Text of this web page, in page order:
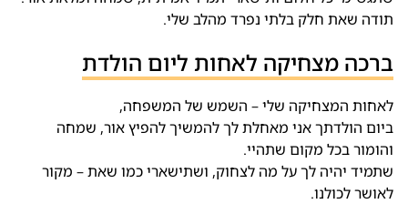
תודה שאת חלק בלתי נפרד מהלב שלי.
ברכה מצחיקה לאחות ליום הולדת
לאחות המצחיקה שלי – השמש של המשפחה,
ביום הולדתך אני מאחלת לך להמשיך להפיץ אור, שמחה
והומור בכל מקום שתהיי.
שתמיד יהיה לך על מה לצחוק, ושתישארי כמו שאת – מקור
לאושר לכולנו.